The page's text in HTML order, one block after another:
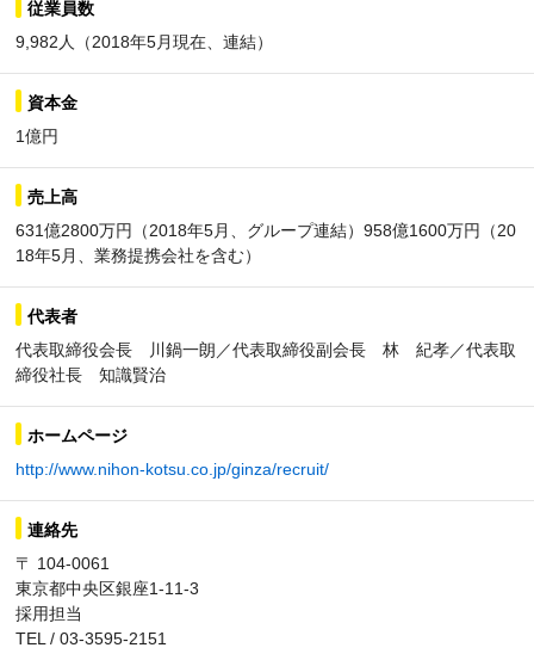
従業員数
9,982人（2018年5月現在、連結）
資本金
1億円
売上高
631億2800万円（2018年5月、グループ連結）958億1600万円（20
18年5月、業務提携会社を含む）
代表者
代表取締役会長 川鍋一朗／代表取締役副会長 林 紀孝／代表取
締役社長 知識賢治
ホームページ
http://www.nihon-kotsu.co.jp/ginza/recruit/
連絡先
〒 104-0061
東京都中央区銀座1-11-3
採用担当
TEL / 03-3595-2151